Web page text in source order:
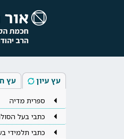
עץ עיון עץ
ספרית מדיה
כתבי בעל
כתבי תלמידי